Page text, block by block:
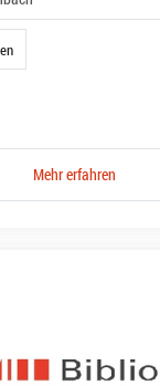
Mehr erfahren